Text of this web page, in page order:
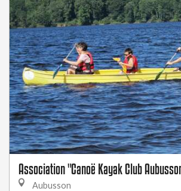
Association "Canoë Kayak Club
Aubusson